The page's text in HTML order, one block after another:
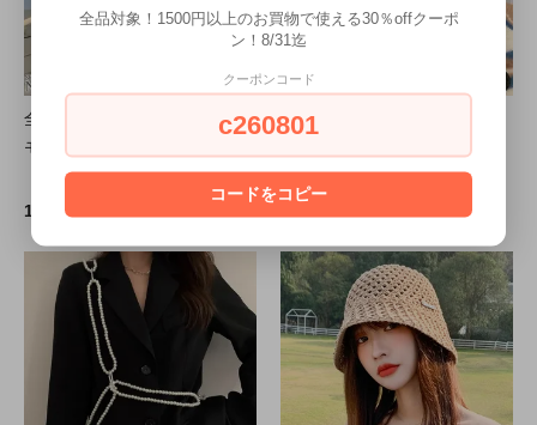
全品送料無料一部除く リボン
モチーフ 紐付き ニット帽 ma
【即納】 冬 キャッ
1,100円(税100円)
全品送料無料一部除く ポンポ
プ 【即納】 ニット帽
全品対象！1500円以上のお買物で使える30％offクーポ
ン！8/31迄
クーポンコード
c260801
コードをコピー